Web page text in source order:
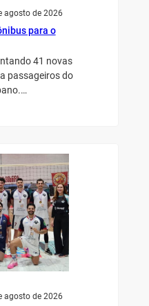
agosto de 2026
para o
41 novas
passageiros do
agosto de 2026